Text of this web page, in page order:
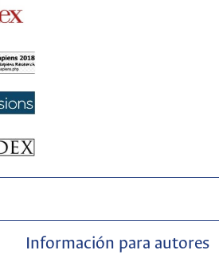
Información para autores